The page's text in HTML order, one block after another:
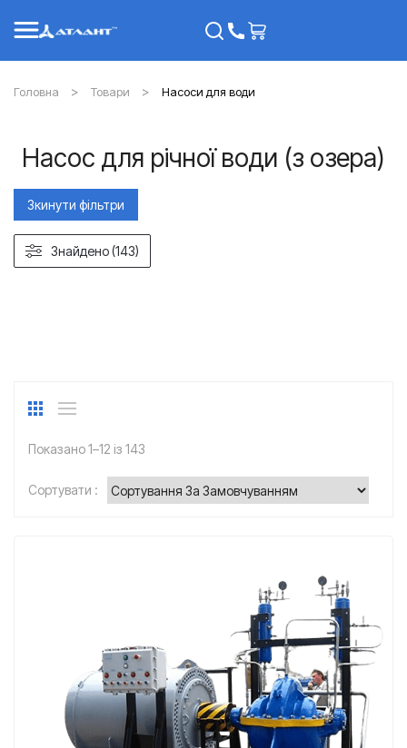
Головна Товари Насоси для води
Насос для річної води (з озера)
Показано 1–12 із 143
Сортувати :
Зкинути фільтри
Знайдено (143)